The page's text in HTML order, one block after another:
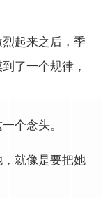
起来之后，季
了一个规律，
个念头。
就像是要把她